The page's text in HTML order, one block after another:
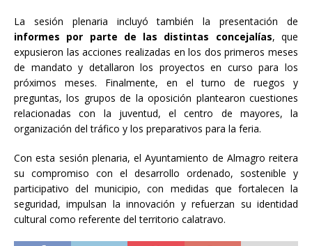
La sesión plenaria incluyó también la presentación de
informes por parte de las distintas concejalías, que
expusieron las acciones realizadas en los dos primeros meses
de mandato y detallaron los proyectos en curso para los
próximos meses. Finalmente, en el turno de ruegos y
preguntas, los grupos de la oposición plantearon cuestiones
relacionadas con la juventud, el centro de mayores, la
organización del tráfico y los preparativos para la feria.
Con esta sesión plenaria, el Ayuntamiento de Almagro reitera
su compromiso con el desarrollo ordenado, sostenible y
participativo del municipio, con medidas que fortalecen la
seguridad, impulsan la innovación y refuerzan su identidad
cultural como referente del territorio calatravo.